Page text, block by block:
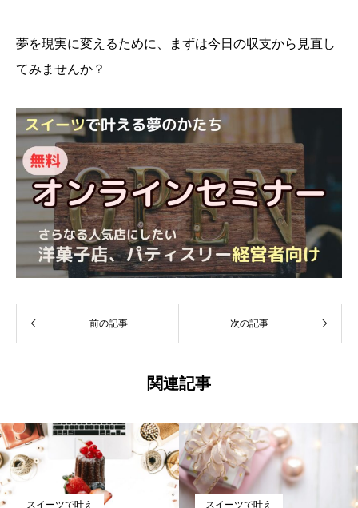
夢を現実に変えるために、まずは今日の収支から見直し
てみませんか？
前の記事 次の記事
関連記事
スイーツで叶え
スイーツで叶え